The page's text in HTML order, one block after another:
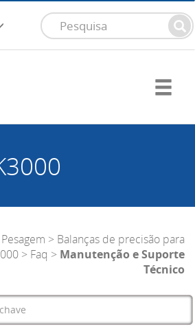
> Balanças de precisão para
> Faq > Manutenção e Suporte
Técnico